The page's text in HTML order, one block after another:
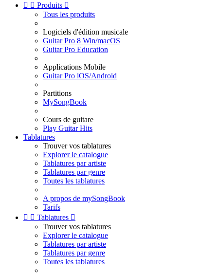
  Produits 
Tous les produits
Logiciels d'édition musicale
Guitar Pro 8 Win/macOS
Guitar Pro Education
Applications Mobile
Guitar Pro iOS/Android
Partitions
MySongBook
Cours de guitare
Play Guitar Hits
Tablatures
Trouver vos tablatures
Explorer le catalogue
Tablatures par artiste
Tablatures par genre
Toutes les tablatures
A propos de mySongBook
Tarifs
  Tablatures 
Trouver vos tablatures
Explorer le catalogue
Tablatures par artiste
Tablatures par genre
Toutes les tablatures